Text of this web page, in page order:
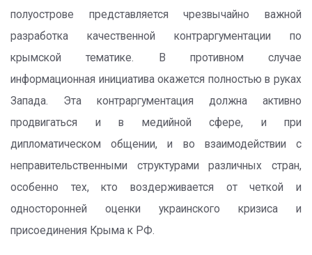
полуострове представляется чрезвычайно важной
разработка качественной контраргументации по
крымской тематике. В противном случае
информационная инициатива окажется полностью в руках
Запада. Эта контраргументация должна активно
продвигаться и в медийной сфере, и при
дипломатическом общении, и во взаимодействии с
неправительственными структурами различных стран,
особенно тех, кто воздерживается от четкой и
односторонней оценки украинского кризиса и
присоединения Крыма к РФ.